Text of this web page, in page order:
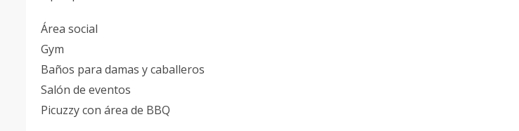
Área social
Gym
Baños para damas y caballeros
Salón de eventos
Picuzzy con área de BBQ